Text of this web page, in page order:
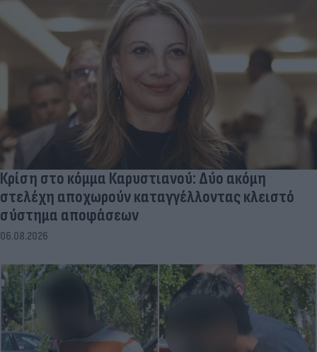
Κρίση στο κόμμα Καρυστιανού: Δύο ακόμη
στελέχη αποχωρούν καταγγέλλοντας κλειστό
σύστημα αποφάσεων
06.08.2026